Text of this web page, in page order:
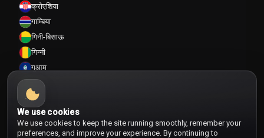
क्रोएशिया
गाम्बिया
गिनी-बिसाऊ
गिन्नी
गुआम
गुयाना
गैबॉन
ग्रीनलैंड
ग्रेनेडा
We use cookies
We use cookies to keep the site running smoothly, remember your
preferences, and improve your experience. By continuing to